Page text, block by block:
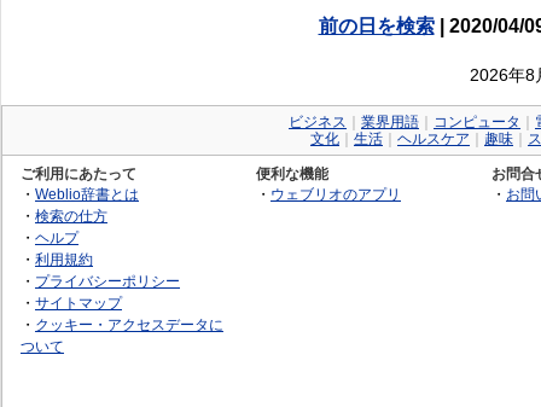
前の日を検索| 2020/04/
2026年8
ビジネス 業界用語 コンピュータ
文化
生活 ヘルスケア 趣味
ご利用にあたって
・ Weblio辞書とは
・ 検索の仕方
・ ヘルプ
・ 利用規約
・ プライバシーポリシー
・ サイトマップ
・ クッキー・アクセスデータに
ついて
便利な機能
・ ウェブリオのアプリ
お問合
・ お問